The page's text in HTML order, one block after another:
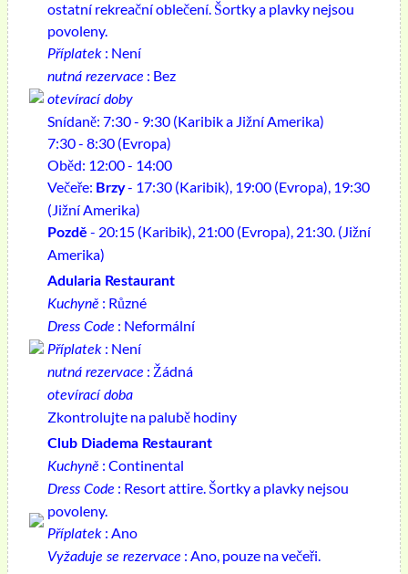
ostatní rekreační oblečení. Šortky a plavky nejsou
povoleny.
Příplatek : Není
nutná rezervace : Bez
otevírací doby
Snídaně: 7:30 - 9:30 (Karibik a Jižní Amerika)
7:30 - 8:30 (Evropa)
Oběd: 12:00 - 14:00
Večeře: Brzy- 17:30 (Karibik), 19:00 (Evropa), 19:30
(Jižní Amerika)
Pozdě - 20:15 (Karibik), 21:00 (Evropa), 21:30. (Jižní
Amerika)
Adularia Restaurant
Kuchyně : Různé
Dress Code : Neformální
Příplatek : Není
nutná rezervace : Žádná
otevírací doba
Zkontrolujte na palubě hodiny
Club Diadema Restaurant
Kuchyně : Continental
Dress Code : Resort attire. Šortky a plavky nejsou
povoleny.
Příplatek : Ano
Vyžaduje se rezervace : Ano, pouze na večeři.